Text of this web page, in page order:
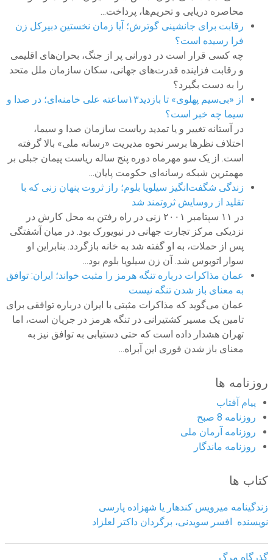
محاصره دریایی و تحریم‌ها، پرداخت...
رقابت برای جانشینی گوترش؛ آیا زمان نخستین دبیرکل زن
فرا رسیده است؟
چه کسی قرار است در دورانی پر از جنگ، بحران‌های اقلیمی
و رقابت فزاینده قدرت‌های جهانی، سکان سازمان ملل متحد
را به دست بگیرد؟
از «بی‌سیم پهلوی» تا بازدید۱۳ساعته علی خامنه‌ای؛ در صدا و
سیما چه خبر است؟
در آستانه تغییر و یا تمدید ریاست سازمان صدا و سیما،
اختلاف نظرها برسر نحوه مدیریت «رسانه ملی» بالا گرفته
است. از یک سو مهرماه دوره پنج ساله ریاست پیمان جبلی بر
مهمترین شبکه رسانه‌ای حکومت پایان...
زندگی شگفت‌انگیز سیلویا بلوم؛ راز ثروت پنهان زنی که با
تقلید از روسایش ثروتمند شد
در ۱۱ سپتامبر ۲۰۰۱ زنی در راه رفتن به محل کارش در
نزدیکی مرکز تجارت جهانی در نیویورک بود. در میان آشفتگی
پس از حملات، به او گفته شد به خانه بازگردد. بنابراین او
سوار اتوبوس شد. آن زن سیلویا بلوم بود...
عمان مذاکرات درباره تنگه هرمز را مثبت خواند؛ ایران: توافق
به معنای باز شدن تنگه نیست
عمان می‌گوید که مذاکرات مثبتی با ایران درباره توافقی برای
تامین یک مسیر کشتیرانی در تنگه هرمز در جریان است، اما
تهران هشدار داده است که حتی دستیابی به توافق نیز به
معنای باز شدن فوری این آبراه...
روزنامه ها
پیام آفتاب
روزنامه 8 صبح
روزنامه آرمان ملى
روزنامه ماندگار
کتاب ها
زندگینامه میرویس کندهار یا شهزاده پارسی
نویسنده افسر سویدنی، برگردان داکتر لعلزاد
گذرگاه مرگ